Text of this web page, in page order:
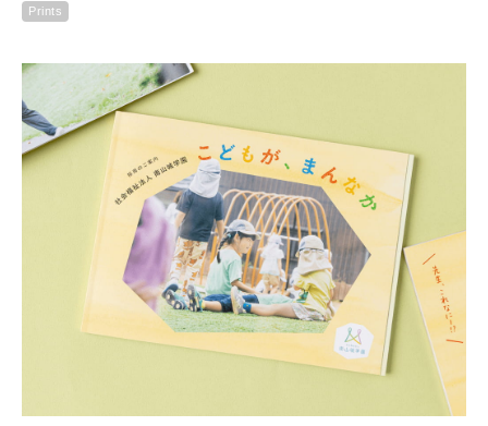
Prints